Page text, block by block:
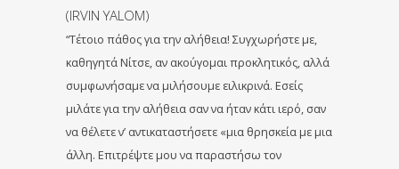
(IRVIN YALOM)
“Τέτοιο πάθος για την αλήθεια! Συγχωρήστε με,
καθηγητά Νίτσε, αν ακούγομαι προκλητικός, αλλά
συμφωνήσαμε να μιλήσουμε ειλικρινά. Εσείς
μιλάτε για την αλήθεια σαν να ήταν κάτι ιερό, σαν
να θέλετε ν’ αντικαταστήσετε «μια θρησκεία με μια
άλλη. Επιτρέψτε μου να παραστήσω τον